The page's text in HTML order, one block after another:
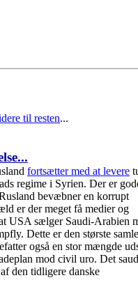
til resten...
fortsætter med at levere
regime i Syrien. Der er
bevæbner en korrupt
er der meget få medier og
USA sælger Saudi-Arabien
Dette er den største
også en stor mængde
mod civil uro. Det
den tidligere danske